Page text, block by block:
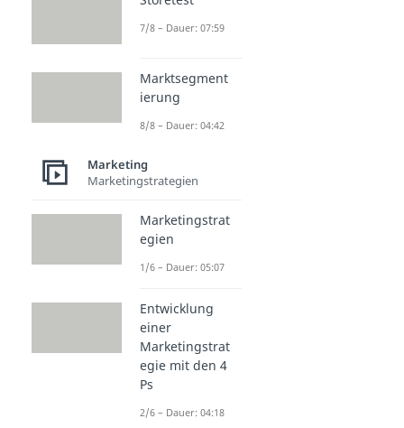
7/8 – Dauer: 07:59
Marktsegment
ierung
8/8 – Dauer: 04:42
Marketing
Marketingstrategien
Marketingstrat
egien
1/6 – Dauer: 05:07
Entwicklung
einer
Marketingstrat
egie mit den 4
Ps
2/6 – Dauer: 04:18